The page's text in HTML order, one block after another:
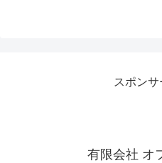
スポンサ
有限会社 オ